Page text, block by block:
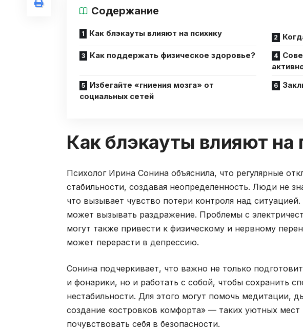
Содержание
Как блэкауты влияют на психику
Как поддержать физическое здоровье?
Избегайте «гниения мозга» от
социальных сетей
Как блэкауты влияют на
Психолог Ирина Сонина объяснила, что регулярные
стабильности, создавая неопределенность. Люди не
что вызывает чувство потери контроля над
может вызывать раздражение. Проблемы с
могут также привести к физическому и нервному
может перерасти в депрессию.
Сонина подчеркивает, что важно не только
и фонарики, но и работать с собой, чтобы сохранить
нестабильности. Для этого могут помочь медитации,
создание «островков комфорта» — таких уютных
почувствовать себя в безопасности.